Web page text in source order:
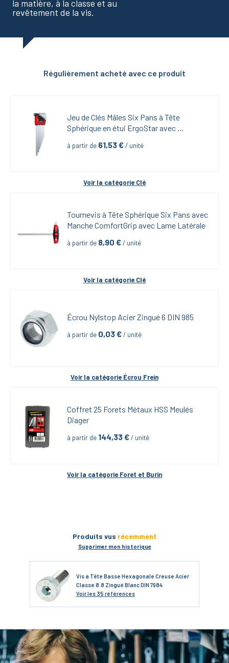
la matière, à la classe et au
revêtement de la vis.
Régulièrement acheté avec ce produit
Jeu de Clés Mâles Six Pans à Tête
Sphérique en étui ErgoStar avec
à partir de 61,53 € / unité
Voir la catégorie Clé
Tournevis à Tête Sphérique Six Pans avec
Manche ComfortGrip avec Lame Latérale
à partir de 8,90 € / unité
Voir la catégorie Clé
Écrou Nylstop Acier Zingué 6 DIN 985
à partir de 0,03 € / unité
Voir la catégorie Écrou Frein
Coffret 25 Forets Métaux HSS Meulés
Diager
à partir de 144,33 € / unité
Voir la catégorie Foret et Burin
Produits vus récemment
Supprimer mon historique
Vis à Tête Basse Hexagonale Creuse Acier
Classe 8.8 Zingué Blanc DIN 7984
Voirles 35 références